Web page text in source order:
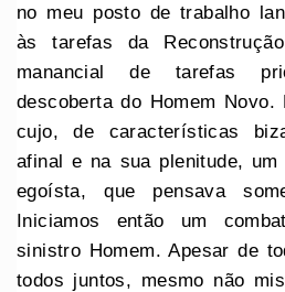
no meu posto de trabalho
às tarefas da
manancial de tarefas
descoberta do Homem
cujo, de características
afinal e na sua plenitude,
egoísta, que pensava
Iniciamos então um
sinistro Homem. Apesar de
todos juntos, mesmo não